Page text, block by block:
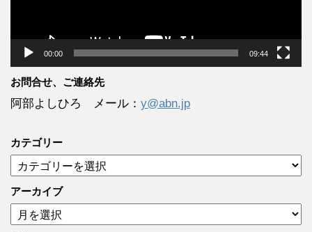
00:00 09:44
お問合せ、ご連絡先
阿部よしひろ メール： y@abn.jp
カテゴリー
テ
ゴ
リ
ー
アーカイブ
ア
ー